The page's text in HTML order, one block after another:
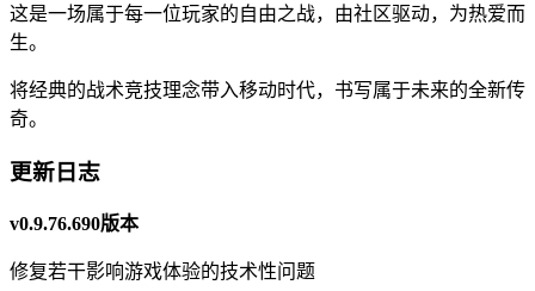
这是一场属于每一位玩家的自由之战，由社区驱动，为热爱而
生。
将经典的战术竞技理念带入移动时代，书写属于未来的全新传
奇。
更新日志
v0.9.76.690版本
修复若干影响游戏体验的技术性问题